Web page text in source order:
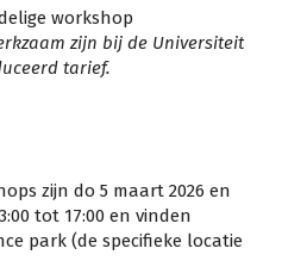
workshop
zijn bij de Universiteit
tarief.
zijn do 5 maart 2026 en
tot 17:00 en vinden
park (de specifieke locatie